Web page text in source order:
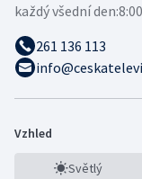
každý všední den:
261 136 113
Vzhled
Světlý